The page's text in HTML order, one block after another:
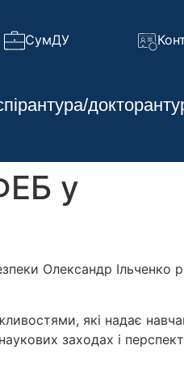
СумДУ
у
Олександр Ільченко
які надає
заходах і